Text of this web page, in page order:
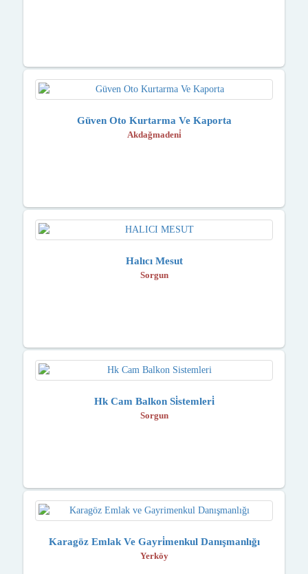
Güven Oto Kurtarma Ve Kaporta
Akdağmadeni̇
Halıcı Mesut
Sorgun
Hk Cam Balkon Si̇stemleri̇
Sorgun
Karagöz Emlak Ve Gayri̇menkul Danışmanlığı
Yerköy